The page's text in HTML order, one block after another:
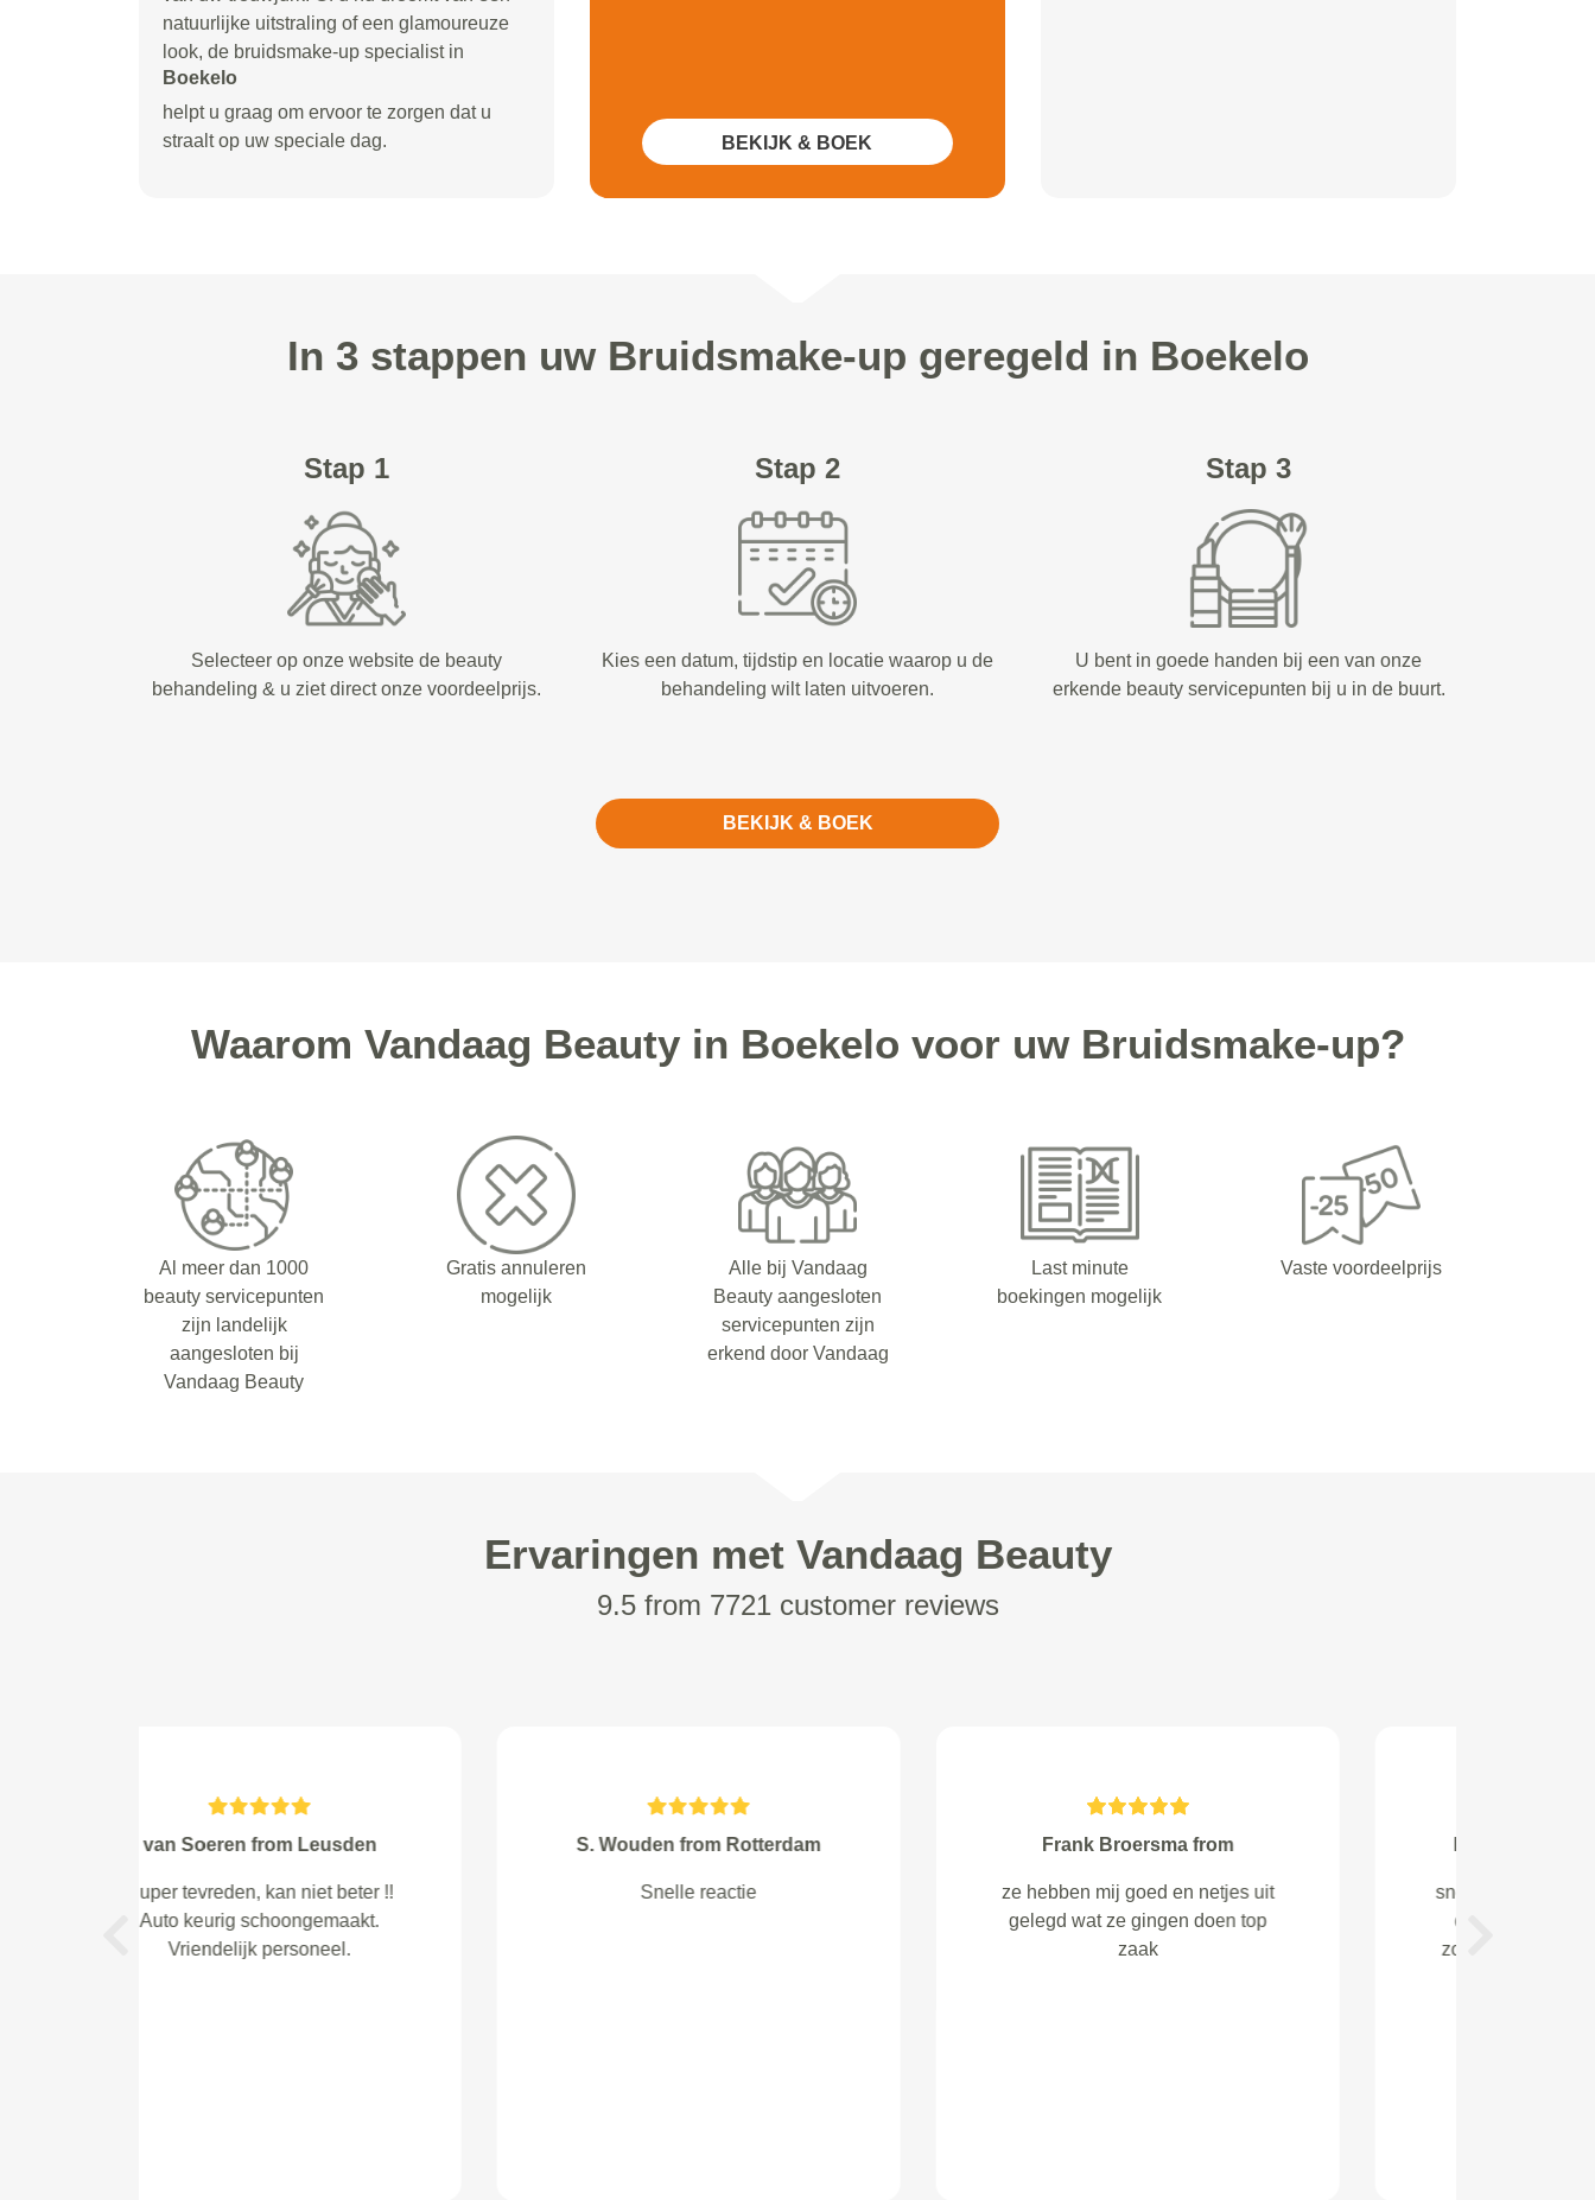
natuurlijke uitstraling of een glamoureuze
look, de bruidsmake-up specialist in
Boekelo
helpt u graag om ervoor te zorgen dat u
straalt op uw speciale dag.
BEKIJK & BOEK
In 3 stappen uw Bruidsmake-up geregeld in Boekelo
Stap 1
Selecteer op onze website de beauty
behandeling & u ziet direct onze voordeelprijs.
Stap 2
Kies een datum, tijdstip en locatie waarop u de
behandeling wilt laten uitvoeren.
Stap 3
U bent in goede handen bij een van onze
erkende beauty servicepunten bij u in de buurt.
BEKIJK & BOEK
Waarom Vandaag Beauty in Boekelo voor uw Bruidsmake-up?
Al meer dan 1000
beauty servicepunten
zijn landelijk
aangesloten bij
Vandaag Beauty
Gratis annuleren
mogelijk
Alle bij Vandaag
Beauty aangesloten
servicepunten zijn
erkend door Vandaag
Last minute
boekingen mogelijk
Vaste voordeelprijs
Ervaringen met Vandaag Beauty
9.5 from 7721 customer reviews
Frank Broersma from
ze hebben mij goed en netjes uit
gelegd wat ze gingen doen top
zaak
H van den Berg from Assen
snelle goede behandeling gebeld
Christ van der Aalst from
Zeer tevreden over de geboden
service en mogelijkheid om
Previous